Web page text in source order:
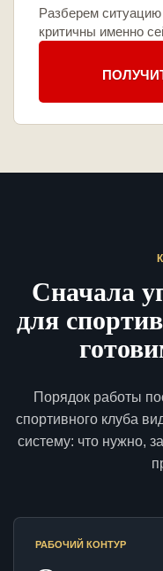
Разберем
критичны именно
Сначала
для
Порядок работы
спортивного клуба
систему: что нужно,
РАБОЧИЙ КОНТУР